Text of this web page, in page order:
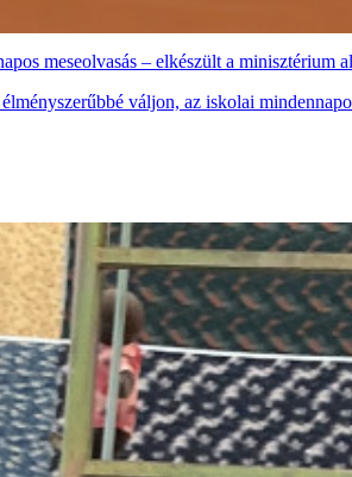
meseolvasás – elkészült a minisztérium
váljon, az iskolai